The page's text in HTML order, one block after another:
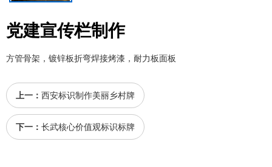
党建宣传栏制作
方管骨架，镀锌板折弯焊接烤漆，耐力板面板
上一： 西安标识制作美丽乡村牌
下一： 长武核心价值观标识标牌